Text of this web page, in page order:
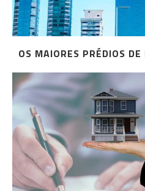
OS MAIORES PRÉDIOS